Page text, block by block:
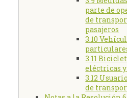
parte de
de
pasajeros
3.10
3.11
eléctricas
3.12
de